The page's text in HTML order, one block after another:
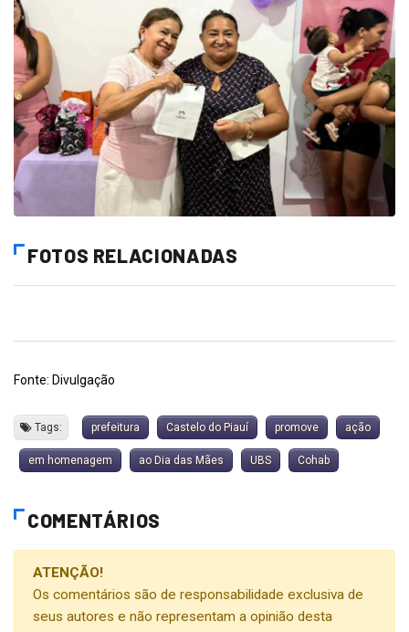
FOTOS RELACIONADAS
Fonte: Divulgação
Tags: prefeitura Castelo do Piauí promove ação
em homenagem ao Dia das Mães UBS Cohab
COMENTÁRIOS
ATENÇÃO!
Os comentários são de responsabilidade exclusiva de
seus autores e não representam a opinião desta